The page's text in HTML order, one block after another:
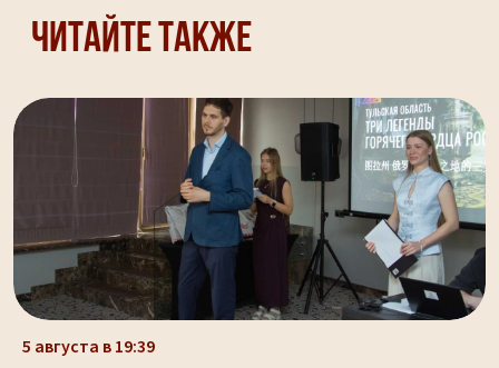
Читайте также
5 августа в 19:39